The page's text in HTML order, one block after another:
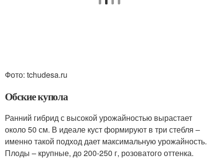
Фото: tchudesa.ru
Обские купола
Ранний гибрид с высокой урожайностью вырастает
около 50 см. В идеале куст формируют в три стебля –
именно такой подход дает максимальную урожайность.
Плоды – крупные, до 200-250 г, розоватого оттенка.